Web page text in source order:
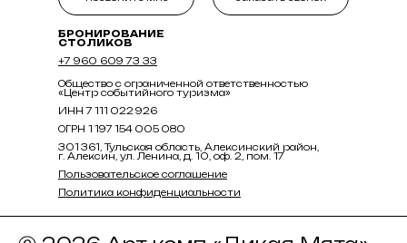
БРОНИРОВАНИЕ
СТОЛИКОВ
+7 960 609 73 33
Общество с ограниченной ответственностью
«Центр событийного туризма»
ИНН 7 111 022 926
ОГРН 1 197 154 005 080
301 361, Тульская область, Алексинский район,
г. Алексин, ул. Ленина, д. 10, оф. 2, пом. 17
Пользовательское соглашение
Политика конфиденциальности